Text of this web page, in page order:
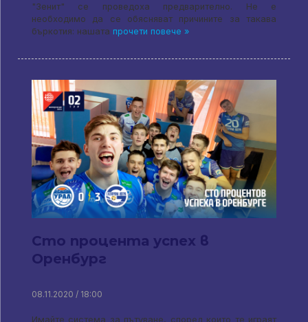
"Зенит" се проведоха предварително. Не е
необходимо да се обясняват причините за такава
бъркотия: нашата прочети повече »
Сто процента успех в
Оренбург
08.11.2020 / 18:00
Имайте система за пътуване, според които те играят